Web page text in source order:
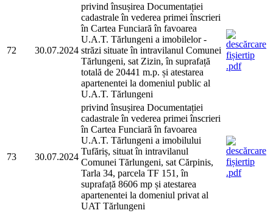
72 30.07.2024
privind însușirea Documentației
cadastrale în vederea primei înscrieri
în Cartea Funciară în favoarea
U.A.T. Tărlungeni a imobilelor -
străzi situate în intravilanul Comunei
Tărlungeni, sat Zizin, în suprafață
totală de 20441 m.p. și atestarea
apartenentei la domeniul public al
U.A.T. Tărlungeni
73 30.07.2024
privind însușirea Documentației
cadastrale în vederea primei înscrieri
în Cartea Funciară în favoarea
U.A.T. Tărlungeni a imobilului
Tufăriș, situat în intravilanul
Comunei Tărlungeni, sat Cărpinis,
Tarla 34, parcela TF 151, în
suprafață 8606 mp și atestarea
apartenentei la domeniul privat al
UAT Tărlungeni